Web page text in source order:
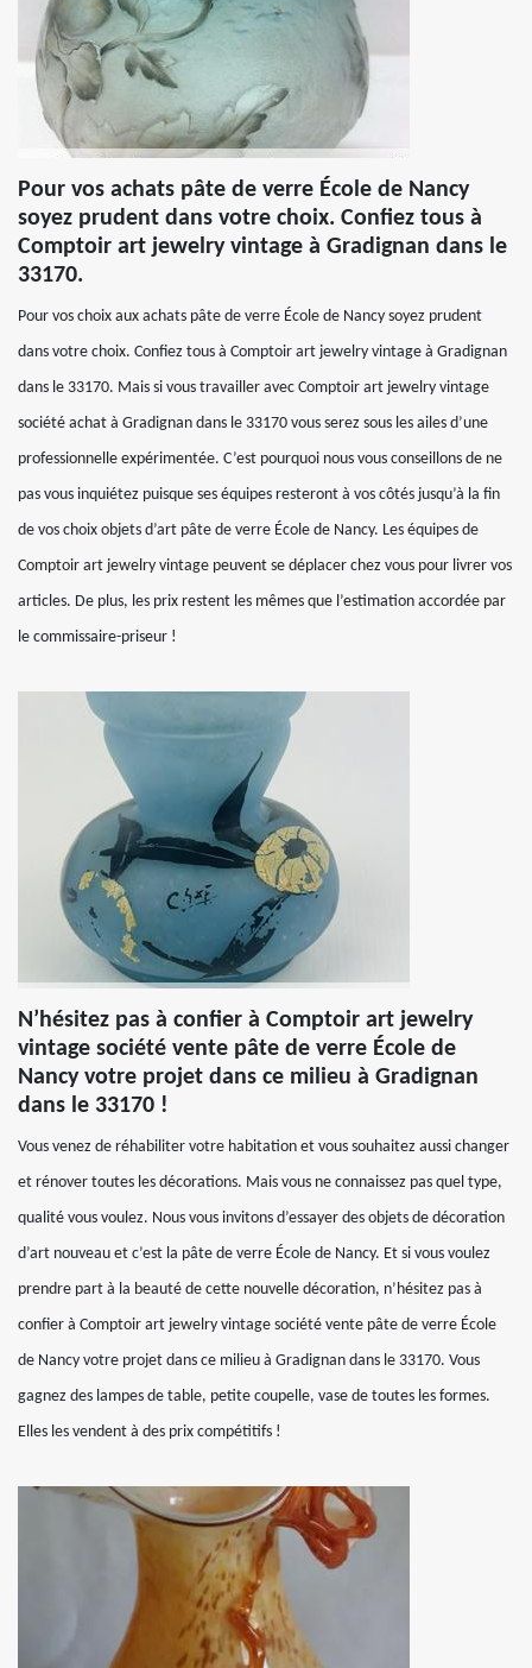
Pour vos achats pâte de verre École de Nancy
soyez prudent dans votre choix. Confiez tous à
Comptoir art jewelry vintage à Gradignan dans le
33170.
Pour vos choix aux achats pâte de verre École de Nancy soyez prudent
dans votre choix. Confiez tous à Comptoir art jewelry vintage à Gradignan
dans le 33170. Mais si vous travailler avec Comptoir art jewelry vintage
société achat à Gradignan dans le 33170 vous serez sous les ailes d’une
professionnelle expérimentée. C’est pourquoi nous vous conseillons de ne
pas vous inquiétez puisque ses équipes resteront à vos côtés jusqu’à la fin
de vos choix objets d’art pâte de verre École de Nancy. Les équipes de
Comptoir art jewelry vintage peuvent se déplacer chez vous pour livrer vos
articles. De plus, les prix restent les mêmes que l’estimation accordée par
le commissaire-priseur !
N’hésitez pas à confier à Comptoir art jewelry
vintage société vente pâte de verre École de
Nancy votre projet dans ce milieu à Gradignan
dans le 33170 !
Vous venez de réhabiliter votre habitation et vous souhaitez aussi changer
et rénover toutes les décorations. Mais vous ne connaissez pas quel type,
qualité vous voulez. Nous vous invitons d’essayer des objets de décoration
d’art nouveau et c’est la pâte de verre École de Nancy. Et si vous voulez
prendre part à la beauté de cette nouvelle décoration, n’hésitez pas à
confier à Comptoir art jewelry vintage société vente pâte de verre École
de Nancy votre projet dans ce milieu à Gradignan dans le 33170. Vous
gagnez des lampes de table, petite coupelle, vase de toutes les formes.
Elles les vendent à des prix compétitifs !